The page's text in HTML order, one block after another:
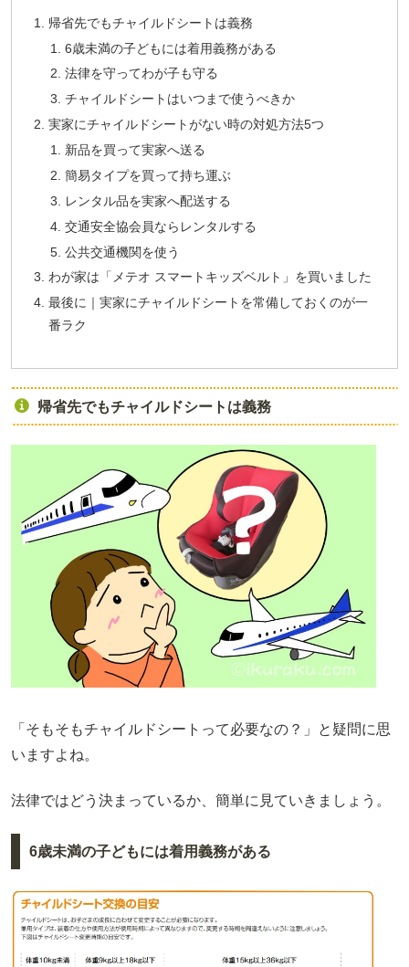
帰省先でもチャイルドシートは義務
6歳未満の子どもには着用義務がある
法律を守ってわが子も守る
チャイルドシートはいつまで使うべきか
実家にチャイルドシートがない時の対処方法5つ
新品を買って実家へ送る
簡易タイプを買って持ち運ぶ
レンタル品を実家へ配送する
交通安全協会員ならレンタルする
公共交通機関を使う
わが家は「メテオ スマートキッズベルト」を買いました
最後に｜実家にチャイルドシートを常備しておくのが一
番ラク
帰省先でもチャイルドシートは義務
「そもそもチャイルドシートって必要なの？」と疑問に思
いますよね。
法律ではどう決まっているか、簡単に見ていきましょう。
6歳未満の子どもには着用義務がある